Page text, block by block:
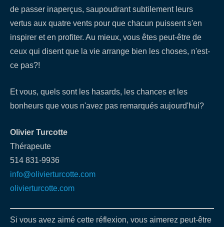
de passer inaperçus, saupoudrant subtilement leurs
vertus aux quatre vents pour que chacun puissent s'en
inspirer et en profiter. Au mieux, vous êtes peut-être de
ceux qui disent que la vie arrange bien les choses, n'est-
ce pas?!
Et vous, quels sont les hasards, les chances et les
bonheurs que vous n'avez pas remarqués aujourd'hui?
Olivier Turcotte
Thérapeute
514 831-9936
info@olivierturcotte.com
olivierturcotte.com
Si vous avez aimé cette réflexion, vous aimerez peut-être